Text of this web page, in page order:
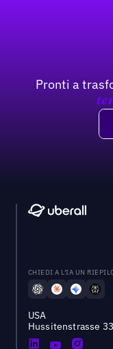
Pronti a
CHIEDI A L'IA UN
USA
Hussitenstrasse